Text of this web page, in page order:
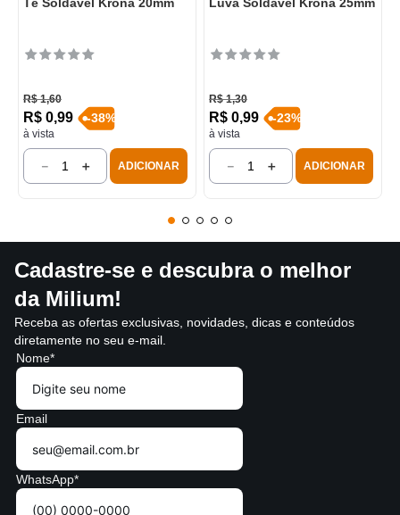
R$ 1,60
R$ 0,99
à vista
-38%
＋
－ ADICIONAR
R$ 1,30
R$ 0,99
à vista
-23%
＋
－ ADICIONAR
Cadastre-se e descubra o melhor
da Milium!
Receba as ofertas exclusivas, novidades, dicas e conteúdos
diretamente no seu e-mail.
Nome*
Email
WhatsApp*